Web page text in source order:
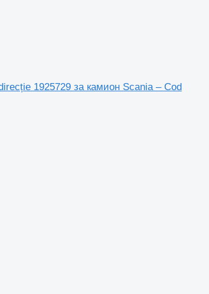
1925729 за камион Scania – Cod